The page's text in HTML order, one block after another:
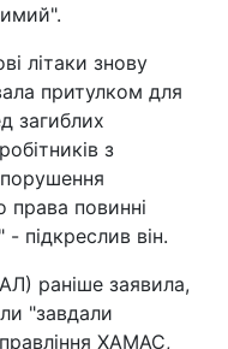
літаки знову
притулком для
загиблих
з
порушення
права повинні
- підкреслив він.
раніше заявила,
"завдали
ХАМАС,